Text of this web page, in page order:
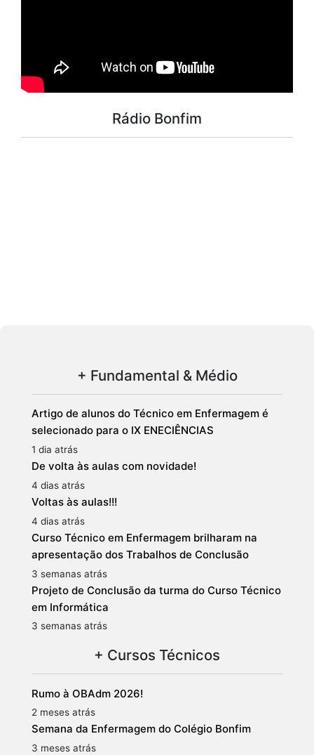
Rádio Bonfim
+ Fundamental & Médio
Artigo de alunos do Técnico em Enfermagem é
selecionado para o IX ENECIÊNCIAS
1 dia atrás
De volta às aulas com novidade!
4 dias atrás
Voltas às aulas!!!
4 dias atrás
Curso Técnico em Enfermagem brilharam na
apresentação dos Trabalhos de Conclusão
3 semanas atrás
Projeto de Conclusão da turma do Curso Técnico
em Informática
3 semanas atrás
+ Cursos Técnicos
Rumo à OBAdm 2026!
2 meses atrás
Semana da Enfermagem do Colégio Bonfim
3 meses atrás